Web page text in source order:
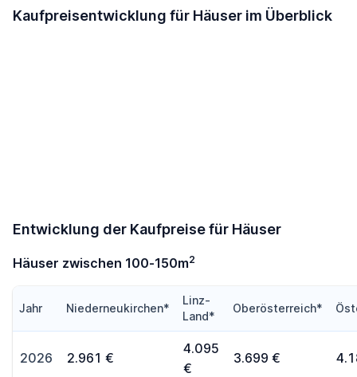
Kaufpreisentwicklung für Häuser im Überblick
Entwicklung der Kaufpreise für Häuser
Häuser zwischen 100-150m2
Jahr Niederneukirchen*
Linz-
Land*
Oberösterreich*
2026 2.961 €
4.095
€
3.699 €